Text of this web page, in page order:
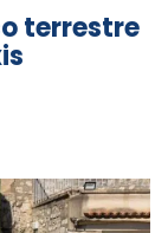
terrestre